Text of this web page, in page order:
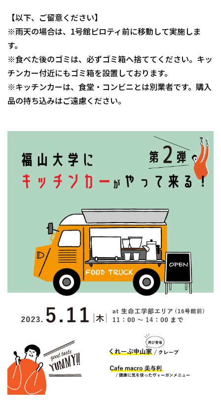
【以下、ご留意ください】
※雨天の場合は、1号館ピロティ前に移動して実施しま
す。
※食べた後のゴミは、必ずゴミ箱へ捨ててください。キッ
チンカー付近にもゴミ箱を設置しております。
※キッチンカーは、食堂・コンビニとは別業者です。購入
品の持ち込みはご遠慮ください。